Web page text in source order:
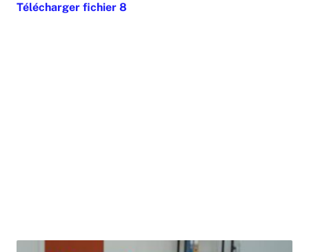
Télécharger fichier 8